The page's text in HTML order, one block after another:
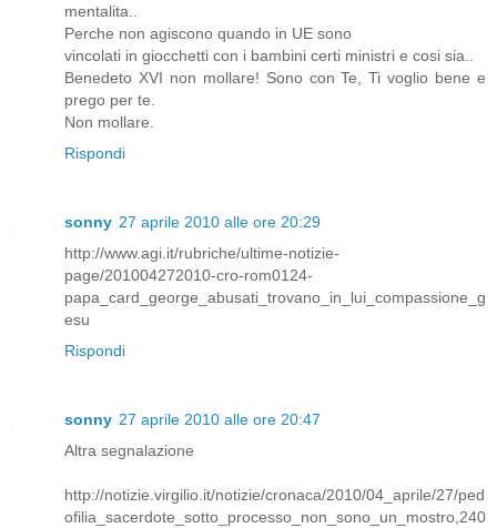
mentalita..
Perche non agiscono quando in UE sono
vincolati in giocchetti con i bambini certi ministri e cosi sia..
Benedeto XVI non mollare! Sono con Te, Ti voglio bene e
prego per te.
Non mollare.
Rispondi
sonny 27 aprile 2010 alle ore 20:29
http://www.agi.it/rubriche/ultime-notizie-
page/201004272010-cro-rom0124-
papa_card_george_abusati_trovano_in_lui_compassione_g
esu
Rispondi
sonny 27 aprile 2010 alle ore 20:47
Altra segnalazione
http://notizie.virgilio.it/notizie/cronaca/2010/04_aprile/27/ped
ofilia_sacerdote_sotto_processo_non_sono_un_mostro,240